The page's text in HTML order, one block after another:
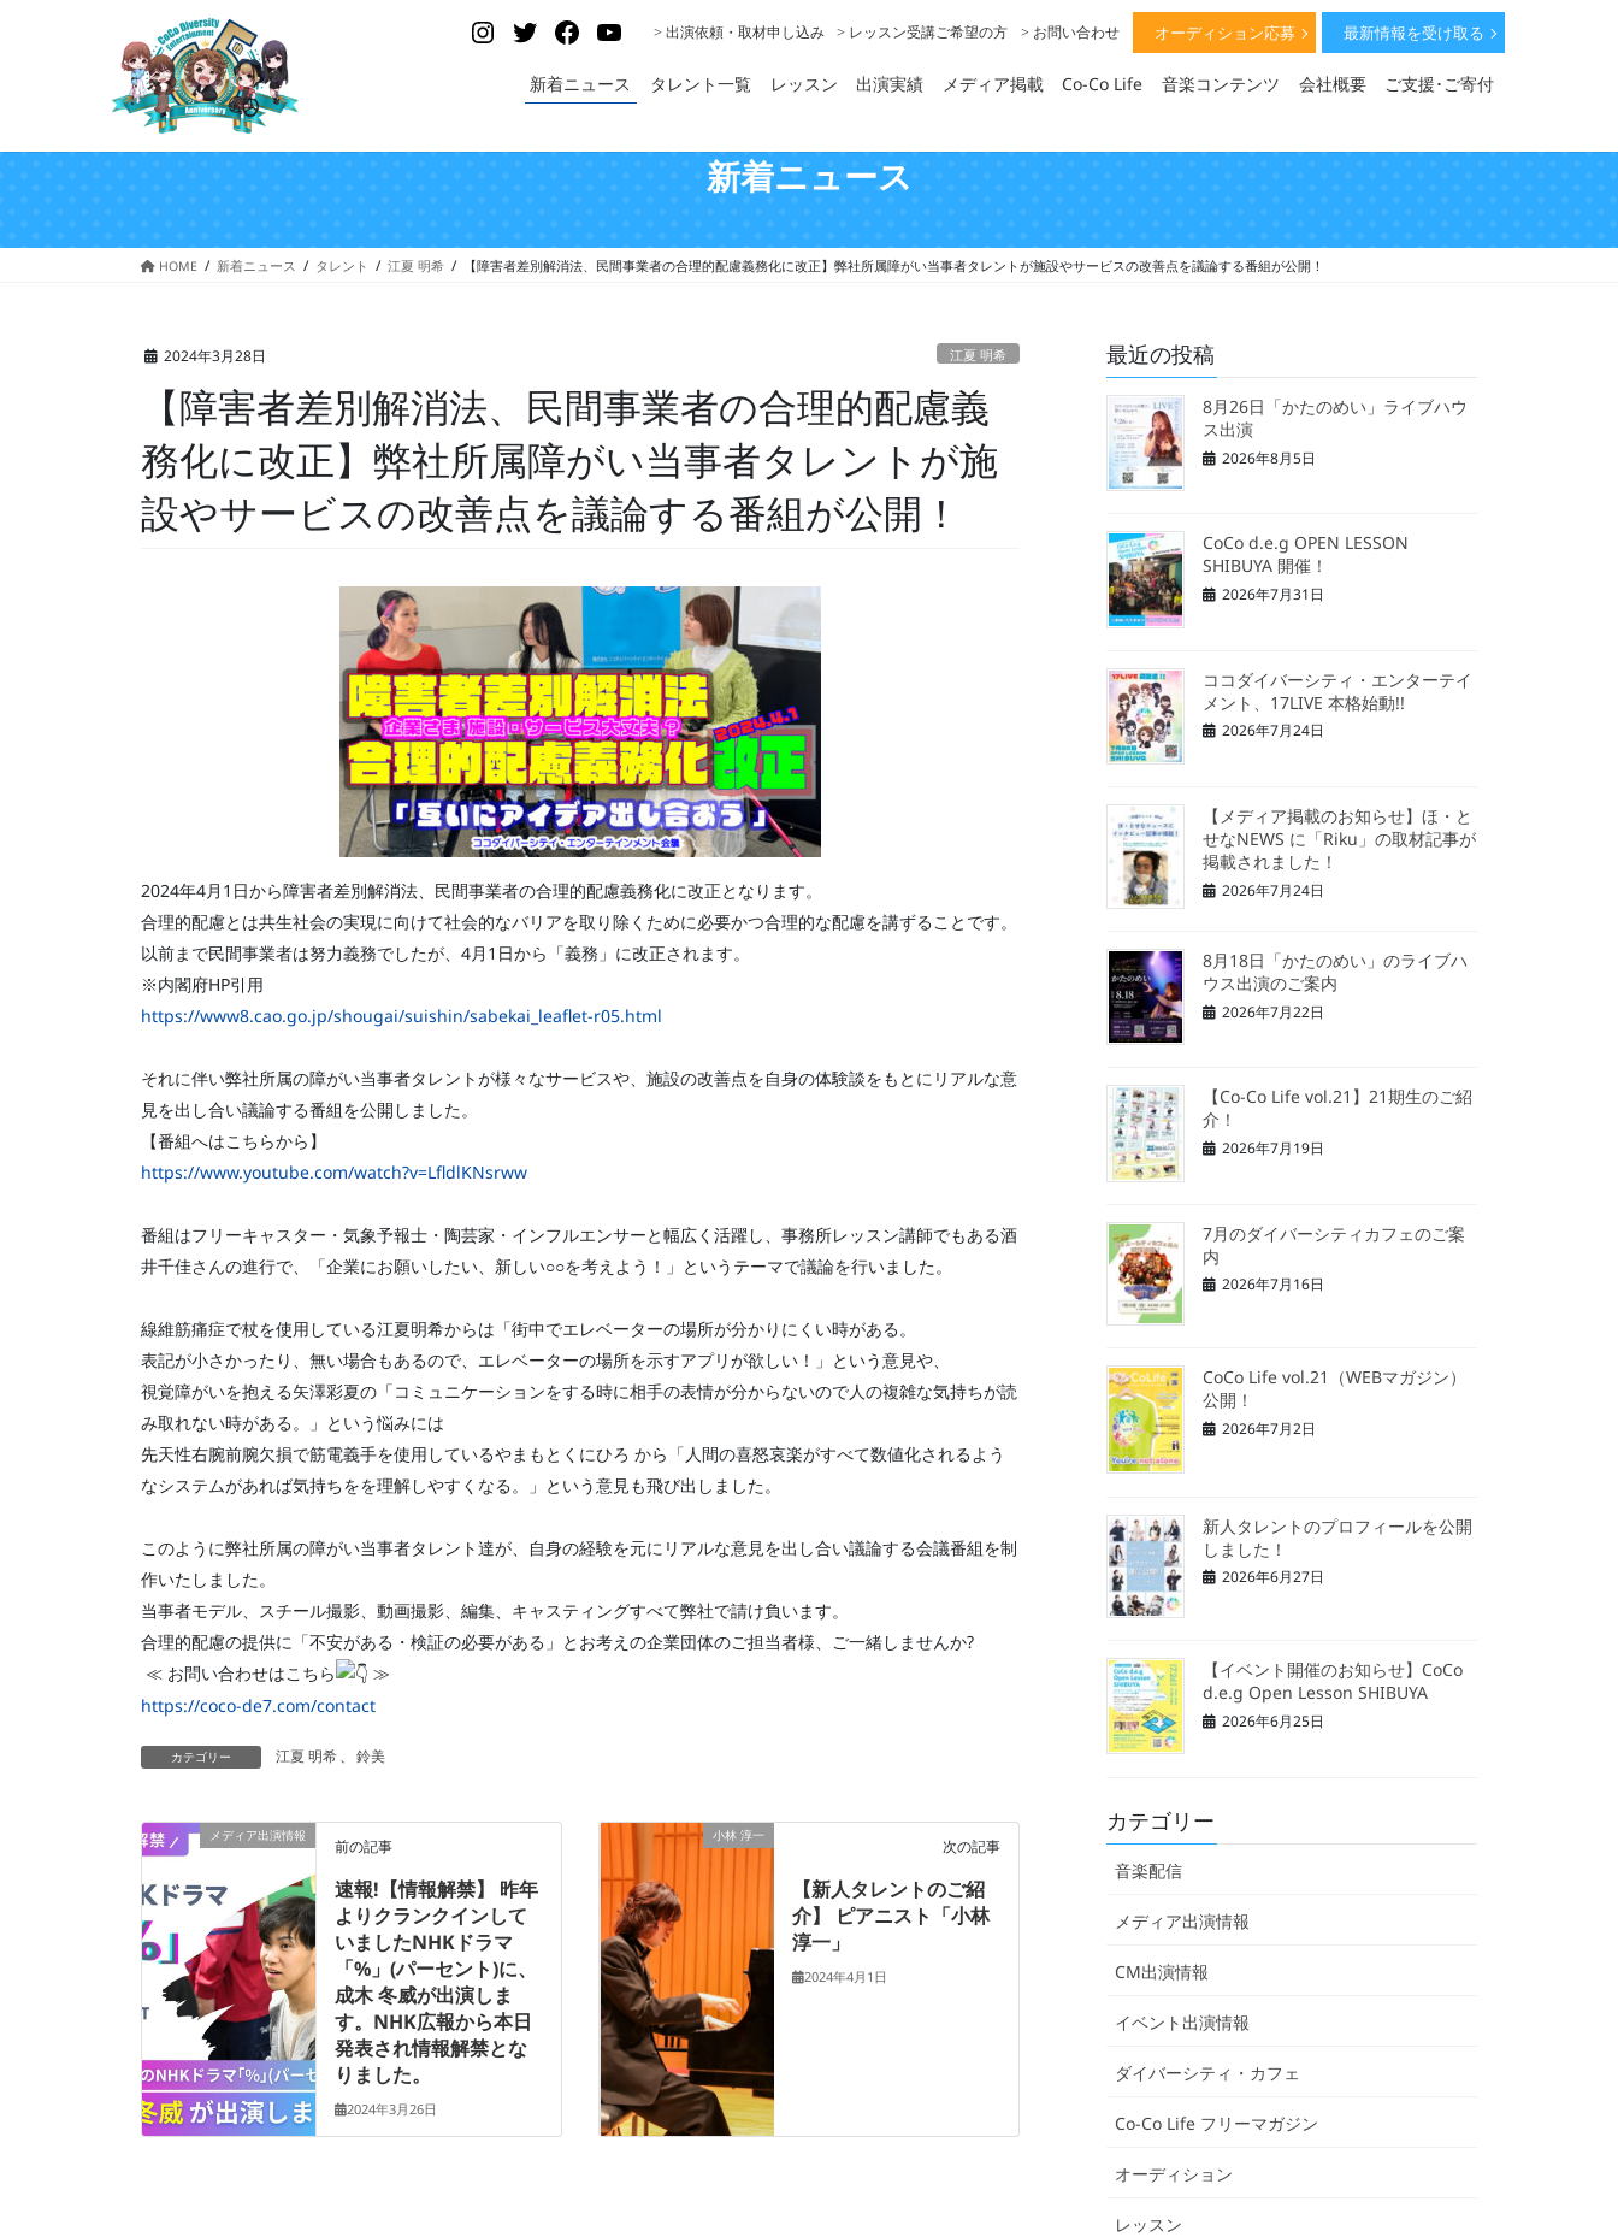
Instagram
> 出演依頼・取材申し込み > レッスン受講ご希望の方 > お問い合わせ オーディション応募 最新情報を受け取る
新着ニュース タレント一覧 レッスン 出演実績 メディア掲載 Co-Co Life 音楽コンテンツ 会社概要 ご支援･ご寄付
新着ニュース
HOME 新着ニュース タレント 江夏 明希 【障害者差別解消法、民間事業者の合理的配慮義務化に改正】弊社所属障がい当事者タレントが施設やサービスの改善点を議論する番組が公開！
2024年3月28日 江夏 明希
【障害者差別解消法、民間事業者の合理的配慮義
務化に改正】弊社所属障がい当事者タレントが施
設やサービスの改善点を議論する番組が公開！
2024年4月1日から障害者差別解消法、民間事業者の合理的配慮義務化に改正となります。
合理的配慮とは共生社会の実現に向けて社会的なバリアを取り除くために必要かつ合理的な配慮を講ずることです。
以前まで民間事業者は努力義務でしたが、4月1日から「義務」に改正されます。
※内閣府HP引用
https://www8.cao.go.jp/shougai/suishin/sabekai_leaflet-r05.html
それに伴い弊社所属の障がい当事者タレントが様々なサービスや、施設の改善点を自身の体験談をもとにリアルな意
見を出し合い議論する番組を公開しました。
【番組へはこちらから】
https://www.youtube.com/watch?v=LfldlKNsrww
番組はフリーキャスター・気象予報士・陶芸家・インフルエンサーと幅広く活躍し、事務所レッスン講師でもある酒
井千佳さんの進行で、「企業にお願いしたい、新しい○○を考えよう！」というテーマで議論を行いました。
線維筋痛症で杖を使用している江夏明希からは「街中でエレベーターの場所が分かりにくい時がある。
表記が小さかったり、無い場合もあるので、エレベーターの場所を示すアプリが欲しい！」という意見や、
視覚障がいを抱える矢澤彩夏の「コミュニケーションをする時に相手の表情が分からないので人の複雑な気持ちが読
み取れない時がある。」という悩みには
先天性右腕前腕欠損で筋電義手を使用しているやまもとくにひろ から「人間の喜怒哀楽がすべて数値化されるよう
なシステムがあれば気持ちをを理解しやすくなる。」という意見も飛び出しました。
このように弊社所属の障がい当事者タレント達が、自身の経験を元にリアルな意見を出し合い議論する会議番組を制
作いたしました。
当事者モデル、スチール撮影、動画撮影、編集、キャスティングすべて弊社で請け負います。
合理的配慮の提供に「不安がある・検証の必要がある」とお考えの企業団体のご担当者様、ご一緒しませんか?
≪ お問い合わせはこちら
≫
https://coco-de7.com/contact
カテゴリー 江夏 明希、 鈴美
メディア出演情報
前の記事
速報!【情報解禁】 昨年
よりクランクインして
いましたNHKドラマ
「%」(パーセント)に、
成木 冬威が出演しま
す。NHK広報から本日
発表され情報解禁とな
りました。
2024年3月26日
小林 淳一
次の記事
【新人タレントのご紹
介】 ピアニスト「小林
淳一」
2024年4月1日
最近の投稿
8月26日「かたのめい」ライブハウ
ス出演
2026年8月5日
CoCo d.e.g OPEN LESSON
SHIBUYA 開催！
2026年7月31日
ココダイバーシティ・エンターテイ
メント、17LIVE 本格始動!!
2026年7月24日
【メディア掲載のお知らせ】ほ・と
せなNEWS に「Riku」の取材記事が
掲載されました！
2026年7月24日
8月18日「かたのめい」のライブハ
ウス出演のご案内
2026年7月22日
【Co-Co Life vol.21】21期生のご紹
介！
2026年7月19日
7月のダイバーシティカフェのご案
内
2026年7月16日
CoCo Life vol.21（WEBマガジン）
公開！
2026年7月2日
新人タレントのプロフィールを公開
しました！
2026年6月27日
【イベント開催のお知らせ】CoCo
d.e.g Open Lesson SHIBUYA
2026年6月25日
カテゴリー
音楽配信
メディア出演情報
CM出演情報
イベント出演情報
ダイバーシティ・カフェ
Co-Co Life フリーマガジン
オーディション
レッスン